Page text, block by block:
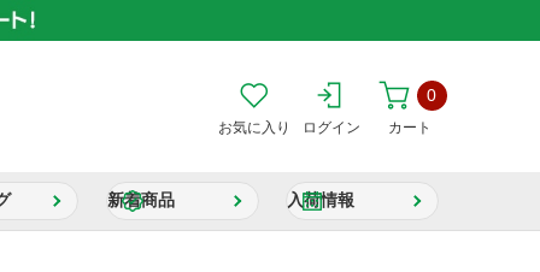
お気に入り ログイン カート
0
新着商品 入荷情報